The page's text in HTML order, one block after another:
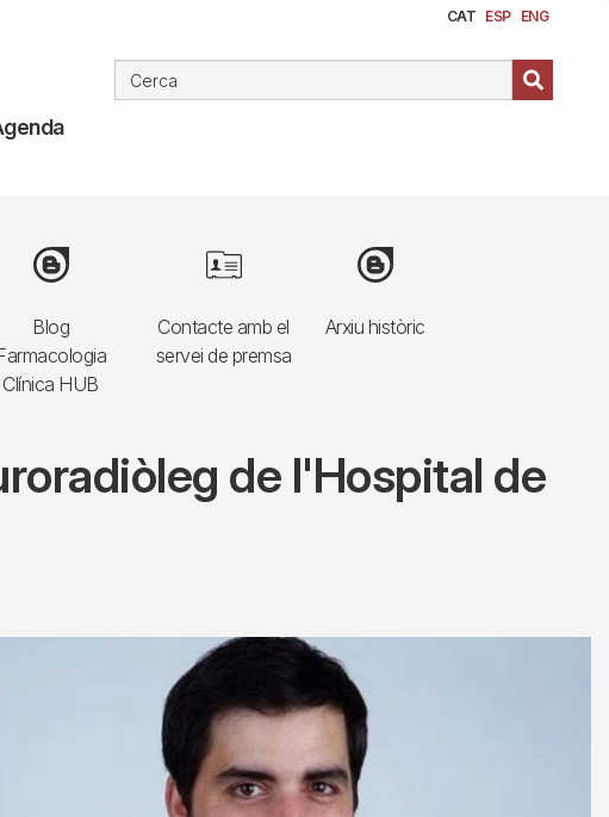
CAT ESP ENG
Blog
Clínica HUB
Image
Contacte amb el
servei de premsa
Image
Arxiu històric
Image
de l'Hospital de